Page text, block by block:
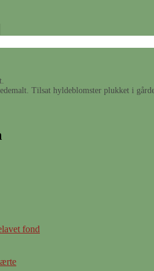
Tilsat hyldeblomster plukket i
fond